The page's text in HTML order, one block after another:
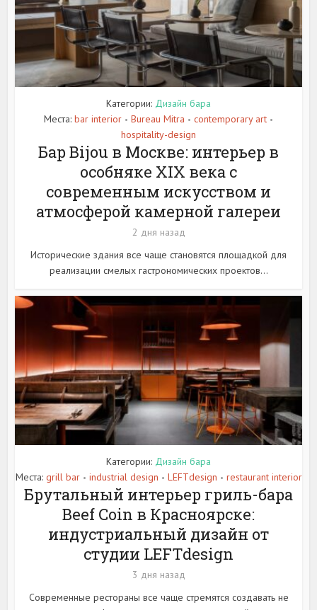
Категории: Дизайн бара
Места: bar interior • Bureau Mitra • contemporary art •
hospitality-design
Бар Bijou в Москве: интерьер в
особняке XIX века с
современным искусством и
атмосферой камерной галереи
2 дня назад
Исторические здания все чаще становятся площадкой для
реализации смелых гастрономических проектов...
Категории: Дизайн бара
Места: grill bar • industrial design • LEFTdesign • restaurant interior
Брутальный интерьер гриль-бара
Beef Coin в Красноярске:
индустриальный дизайн от
студии LEFTdesign
3 дня назад
Современные рестораны все чаще стремятся создавать не